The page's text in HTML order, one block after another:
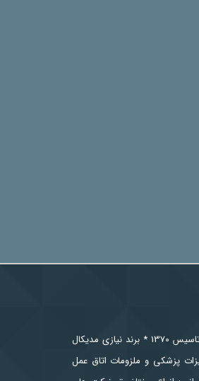
رزومه شرکت نیازی جزئیات برند نیازی مدیکال سال تاسیس 1370 * برند نیازی مدیکال
پزشکی و ملزومات اتاق عمل